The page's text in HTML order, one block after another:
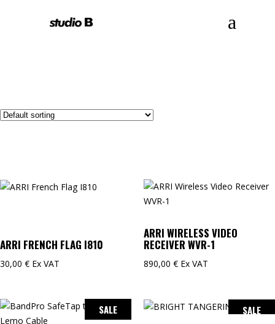
ARRI FRENCH FLAG I810
30,00 € Ex VAT
ARRI WIRELESS VIDEO
RECEIVER WVR-1
890,00 € Ex VAT
SALE SALE